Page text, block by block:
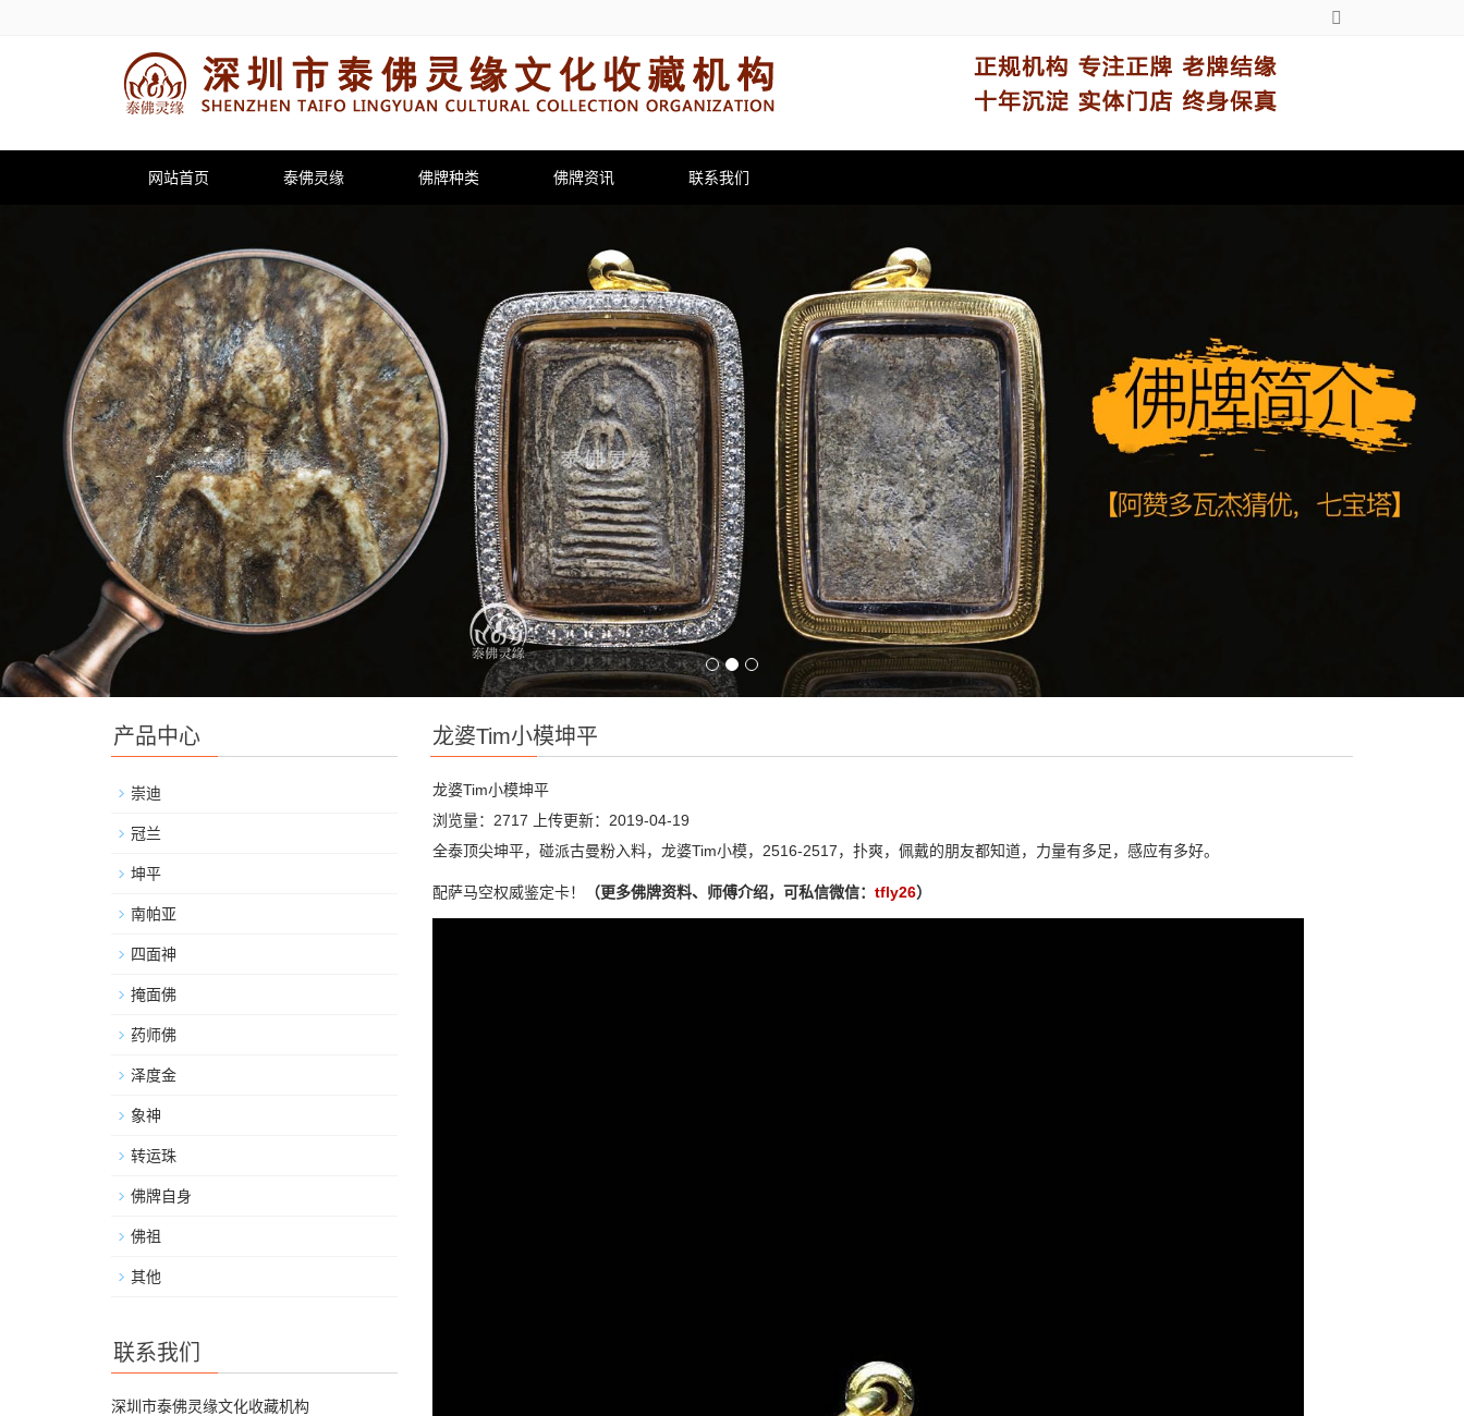
网站首页 泰佛灵缘 佛牌种类 佛牌资讯 联系我们
龙婆Tim小模坤平
龙婆Tim小模坤平
浏览量：2717
上传更新：2019-04-19
全泰顶尖坤平，碰派古曼粉入料，龙婆Tim小模，2516-2517，扑爽，佩戴的朋友都知道，力量有多足，感应有多好。
配萨马空权威鉴定卡！ （更多佛牌资料、师傅介绍，可私信微信： tfly26）
产品中心
崇迪
冠兰
坤平
南帕亚
四面神
掩面佛
药师佛
泽度金
象神
转运珠
佛牌自身
佛祖
其他
联系我们
深圳市泰佛灵缘文化收藏机构